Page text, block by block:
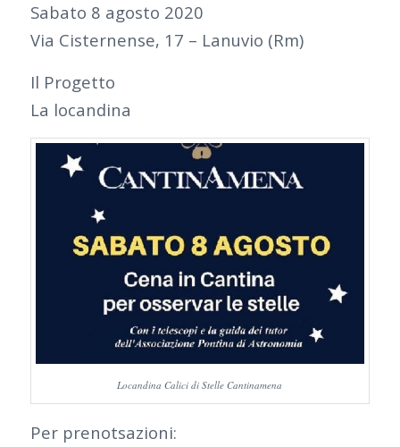
Sabato 8 agosto 2020
Via Cisternense, 17 – Lanuvio (Rm)
Il Progetto
La locandina
Locandina Calici di Stelle Cantinamena
Per prenotsazioni: